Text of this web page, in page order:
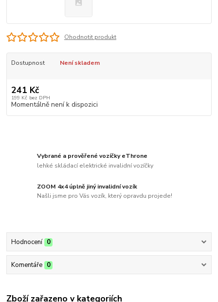
Ohodnotit produkt
Dostupnost Není skladem
241 Kč
199 Kč bez DPH
Momentálně není k dispozici
Vybrané a prověřené vozíčky eThrone
lehké skládací elektrické invalidní vozíčky
ZOOM 4x4 úplně jiný invalidní vozík
Našli jsme pro Vás vozík, který opravdu projede!
Hodnocení 0
Komentáře 0
Zboží zařazeno v kategoriích